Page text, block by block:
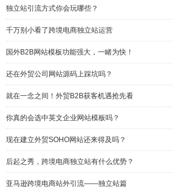
独立站引流方式你会玩哪些？
千万别小看了跨境电商独立站运营
国外B2B网站模板功能强大，一睹为快！
还在外贸公司网站源码上踩坑吗？
就在一念之间！外贸B2B获客机遇抢先看
你真的会选中英文企业网站模板吗？
现在建立外贸SOHO网站还来得及吗？
后起之秀，跨境电商独立站有什么优势？
亚马逊跨境电商站外引流——独立站篇